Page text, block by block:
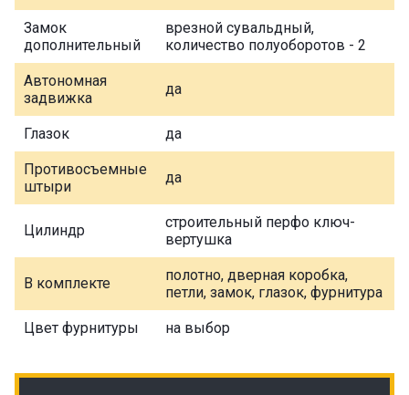
Замок
дополнительный
врезной сувальдный,
количество полуоборотов - 2
Автономная
задвижка
да
Глазок да
Противосъемные
штыри
да
Цилиндр
строительный перфо ключ-
вертушка
В комплекте
полотно, дверная коробка,
петли, замок, глазок, фурнитура
Цвет фурнитуры на выбор